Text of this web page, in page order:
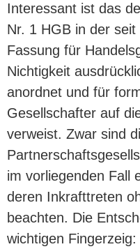
Interessant ist das
Nr. 1 HGB in der
Fassung für
Nichtigkeit
anordnet und für
Gesellschafter auf
verweist. Zwar sind
im vorliegenden Fall
deren Inkrafttreten
beachten. Die
wichtigen